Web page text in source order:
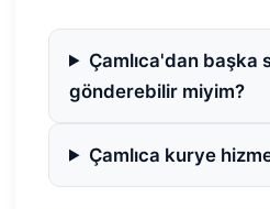
Çamlıca'dan başka
gönderebilir miyim?
Çamlıca kurye